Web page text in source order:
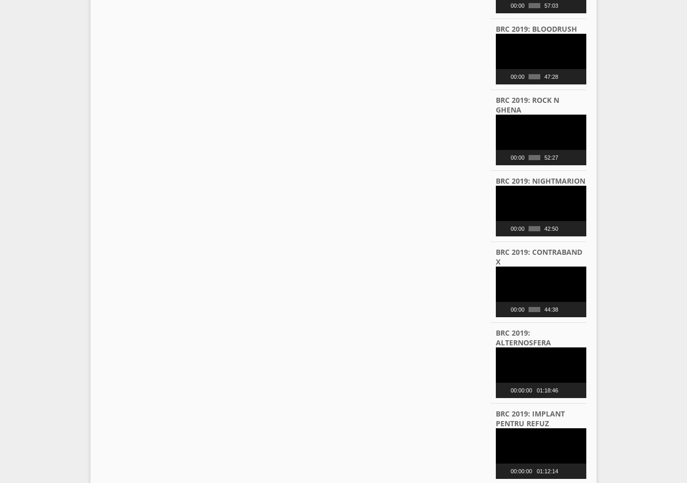
00:00 57:03
BRC 2019: BLOODRUSH
00:00 47:28
BRC 2019: ROCK N
GHENA
00:00 52:27
BRC 2019: NIGHTMARION
00:00 42:50
BRC 2019: CONTRABAND
X
00:00 44:38
BRC 2019:
ALTERNOSFERA
00:00:00 01:18:46
BRC 2019: IMPLANT
PENTRU REFUZ
00:00:00 01:12:14